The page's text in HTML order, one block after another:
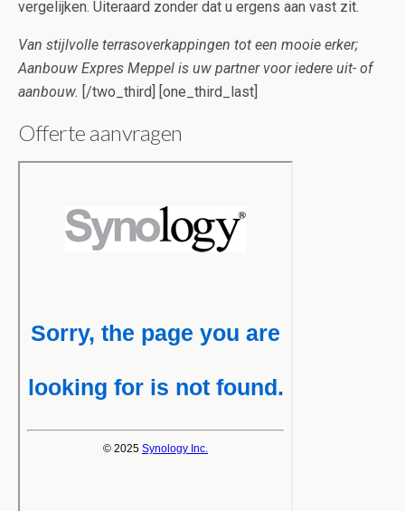
vergelijken. Uiteraard zonder dat u ergens aan vast zit.
Van stijlvolle terrasoverkappingen tot een mooie erker;
Aanbouw Expres Meppel is uw partner voor iedere uit- of
aanbouw. [/two_third] [one_third_last]
Offerte aanvragen